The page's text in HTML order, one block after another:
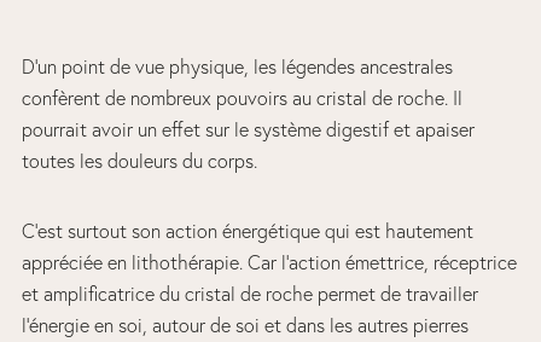
D’un point de vue physique, les légendes ancestrales
confèrent de nombreux pouvoirs au cristal de roche. Il
pourrait avoir un effet sur le système digestif et apaiser
toutes les douleurs du corps.
C’est surtout son action énergétique qui est hautement
appréciée en lithothérapie. Car l’action émettrice, réceptrice
et amplificatrice du cristal de roche permet de travailler
l’énergie en soi, autour de soi et dans les autres pierres